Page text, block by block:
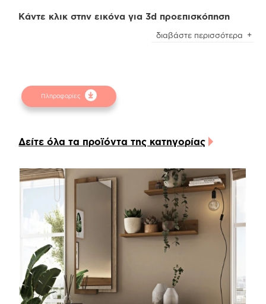
Κάντε κλικ στην εικόνα για 3d προεπισκόπηση
Το κρεβάτι Sicilia είναι κατασκευασμένο από
σε ξύλινα λακαριστά πόδια graphite grey
χρώματος, αλλά υπάρχει και η δυνατότητα
προσθήκης μεταλλικής βάσης στήριξης σε truffle
Όλα τα υλικά που χρησιμοποιούνται για την
προδιαγραφών και διαθέτουν anti-scratch coating
για μεγάλη αντοχή στις γρατζουνιές και τα
χτυπήματα και ευκολία στο καθάρισμα και των πιο
δύσκολων λεκέδων. Επίσης, το κρεβάτι είναι
εξοπλισμένο με ειδικά λάστιχα προς αποφυγή
οποιουδήποτε τριξίματος αλλά και καλύτερη
στήριξη του στρώματος.
Το κρεβάτι δέχεται στρώμα 160*200 το οποίο
μπορεί να στηριχτεί σε ξύλινες τάβλες/
κρεβατόξυλα ή σε ανατομικό τελάρο με πυκνά ή
διαβάστε περισσότερα
Πληροφορίες
Δείτε όλα τα προϊόντα της κατηγορίας